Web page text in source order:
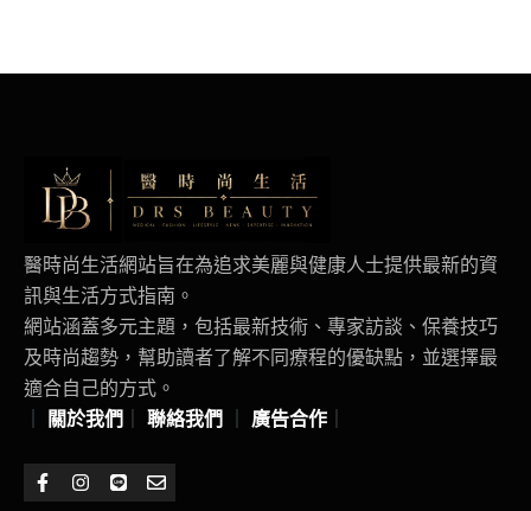
醫時尚生活網站旨在為追求美麗與健康人士提供最新的資
訊與生活方式指南。
網站涵蓋多元主題，包括最新技術、專家訪談、保養技巧
及時尚趨勢，幫助讀者了解不同療程的優缺點，並選擇最
適合自己的方式。
關於我們 聯絡我們 廣告合作